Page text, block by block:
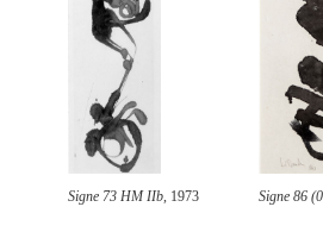
Signe 73 HM IIb, 1973 Signe 86